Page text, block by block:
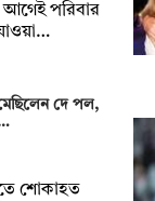
আগেই পরিবার
দে পল,
শোকাহত